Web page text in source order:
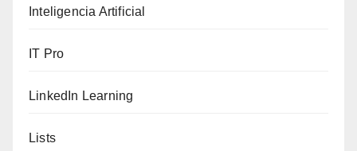
Inteligencia Artificial
IT Pro
LinkedIn Learning
Lists